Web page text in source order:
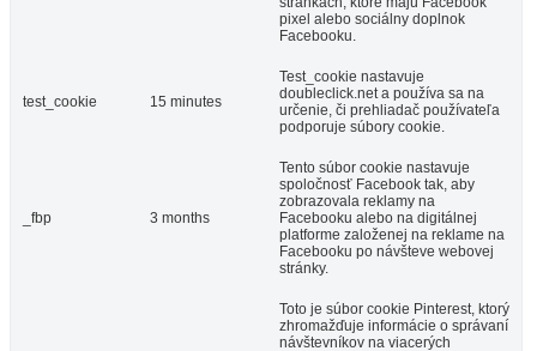
pixel alebo sociálny doplnok
Facebooku.
test_cookie 15 minutes
Test_cookie nastavuje
doubleclick.net a používa sa na
určenie, či prehliadač používateľa
podporuje súbory cookie.
_fbp 3 months
Tento súbor cookie nastavuje
spoločnosť Facebook tak, aby
zobrazovala reklamy na
Facebooku alebo na digitálnej
platforme založenej na reklame na
Facebooku po návšteve webovej
stránky.
Toto je súbor cookie Pinterest, ktorý
zhromažďuje informácie o správaní
návštevníkov na viacerých